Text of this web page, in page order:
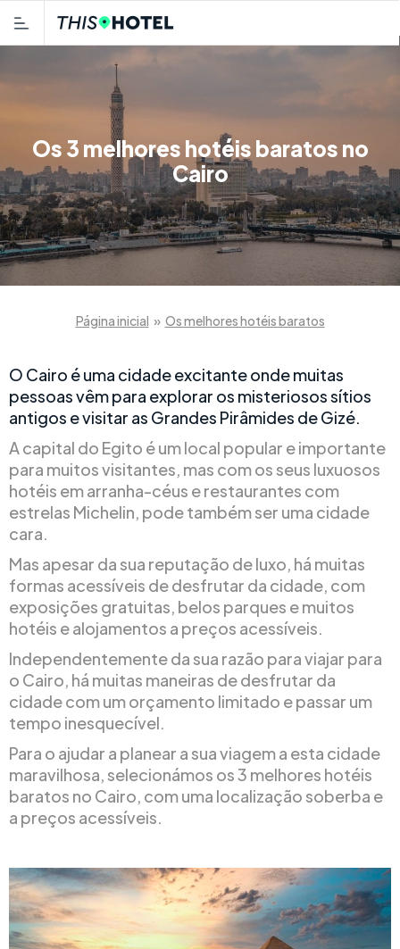
Os 3 melhores hotéis baratos no
Cairo
Página inicial » Os melhores hotéis baratos
O Cairo é uma cidade excitante onde muitas
pessoas vêm para explorar os misteriosos sítios
antigos e visitar as Grandes Pirâmides de Gizé.
A capital do Egito é um local popular e importante
para muitos visitantes, mas com os seus luxuosos
hotéis em arranha-céus e restaurantes com
estrelas Michelin, pode também ser uma cidade
cara.
Mas apesar da sua reputação de luxo, há muitas
formas acessíveis de desfrutar da cidade, com
exposições gratuitas, belos parques e muitos
hotéis e alojamentos a preços acessíveis.
Independentemente da sua razão para viajar para
o Cairo, há muitas maneiras de desfrutar da
cidade com um orçamento limitado e passar um
tempo inesquecível.
Para o ajudar a planear a sua viagem a esta cidade
maravilhosa, selecionámos os 3 melhores hotéis
baratos no Cairo, com uma localização soberba e
a preços acessíveis.